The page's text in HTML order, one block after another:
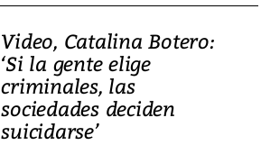
Video, Catalina Botero:
‘Si la gente elige
criminales, las
sociedades deciden
suicidarse’